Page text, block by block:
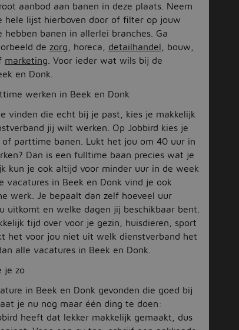
aanbod aan banen in deze plaats. Neem
hele lijst hierboven door of filter op jouw
hebben banen in allerlei branches. Ga
de zorg , horeca, detailhandel , bouw,
marketing . Voor ieder wat wils bij de
en Donk.
werken in Beek en Donk
vinden die echt bij je past, kies je makkelijk
jij wilt werken. Op Jobbird kies je
parttime banen. Lukt het jou om 40 uur in
Dan is een fulltime baan precies wat je
kun je ook altijd voor minder uur in de week
vacatures in Beek en Donk vind je ook
werk. Je bepaalt dan zelf hoeveel uur
uitkomt en welke dagen jij beschikbaar bent.
tijd over voor je gezin, huisdieren, sport
het voor jou niet uit welk dienstverband het
alle vacatures in Beek en Donk.
je zo
in Beek en Donk gevonden die goed bij
je nu nog maar één ding te doen:
heeft dat lekker makkelijk gemaakt, dus